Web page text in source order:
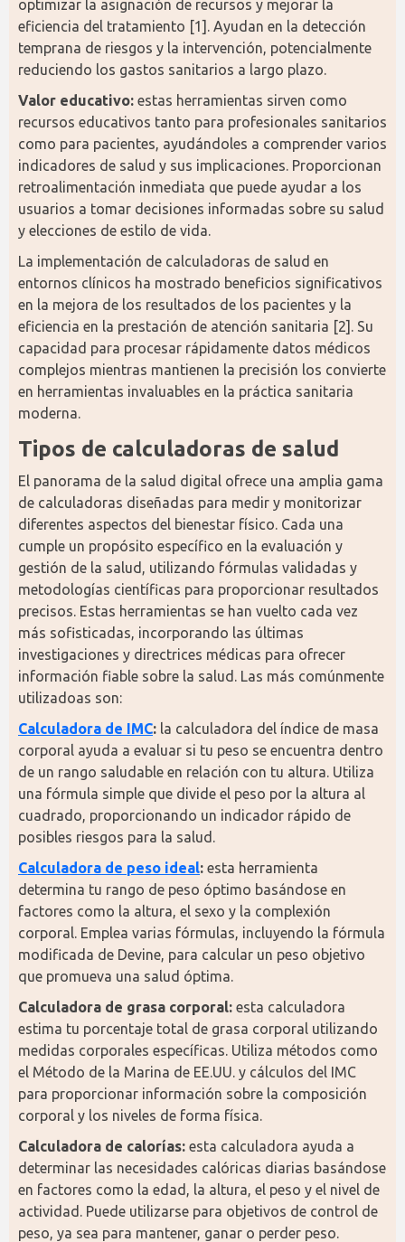
optimizar la asignación de recursos y mejorar la
eficiencia del tratamiento [1]. Ayudan en la detección
temprana de riesgos y la intervención, potencialmente
reduciendo los gastos sanitarios a largo plazo.
Valor educativo: estas herramientas sirven como
recursos educativos tanto para profesionales sanitarios
como para pacientes, ayudándoles a comprender varios
indicadores de salud y sus implicaciones. Proporcionan
retroalimentación inmediata que puede ayudar a los
usuarios a tomar decisiones informadas sobre su salud
y elecciones de estilo de vida.
La implementación de calculadoras de salud en
entornos clínicos ha mostrado beneficios significativos
en la mejora de los resultados de los pacientes y la
eficiencia en la prestación de atención sanitaria [2]. Su
capacidad para procesar rápidamente datos médicos
complejos mientras mantienen la precisión los convierte
en herramientas invaluables en la práctica sanitaria
moderna.
Tipos de calculadoras de salud
El panorama de la salud digital ofrece una amplia gama
de calculadoras diseñadas para medir y monitorizar
diferentes aspectos del bienestar físico. Cada una
cumple un propósito específico en la evaluación y
gestión de la salud, utilizando fórmulas validadas y
metodologías científicas para proporcionar resultados
precisos. Estas herramientas se han vuelto cada vez
más sofisticadas, incorporando las últimas
investigaciones y directrices médicas para ofrecer
información fiable sobre la salud. Las más comúnmente
utilizadoas son:
Calculadora de IMC: la calculadora del índice de masa
corporal ayuda a evaluar si tu peso se encuentra dentro
de un rango saludable en relación con tu altura. Utiliza
una fórmula simple que divide el peso por la altura al
cuadrado, proporcionando un indicador rápido de
posibles riesgos para la salud.
Calculadora de peso ideal: esta herramienta
determina tu rango de peso óptimo basándose en
factores como la altura, el sexo y la complexión
corporal. Emplea varias fórmulas, incluyendo la fórmula
modificada de Devine, para calcular un peso objetivo
que promueva una salud óptima.
Calculadora de grasa corporal: esta calculadora
estima tu porcentaje total de grasa corporal utilizando
medidas corporales específicas. Utiliza métodos como
el Método de la Marina de EE.UU. y cálculos del IMC
para proporcionar información sobre la composición
corporal y los niveles de forma física.
Calculadora de calorías: esta calculadora ayuda a
determinar las necesidades calóricas diarias basándose
en factores como la edad, la altura, el peso y el nivel de
actividad. Puede utilizarse para objetivos de control de
peso, ya sea para mantener, ganar o perder peso.